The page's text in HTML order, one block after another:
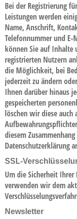
Bei der Registrierung
Leistungen werden
Name, Anschrift,
Telefonnummer und E-
können Sie auf Inhalte
registrierten Nutzern
die Möglichkeit, bei
jederzeit zu ändern
Ihnen darüber hinaus
gespeicherten
löschen wir diese
diesem
Datenschutzerklärung
SSL-
Um die Sicherheit Ihrer
verwenden wir dem
Newsletter